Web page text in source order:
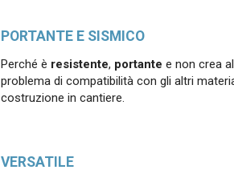
PORTANTE E SISMICO
Perché è resistente, portante e non crea
problema di compatibilità con gli altri
costruzione in cantiere.
VERSATILE